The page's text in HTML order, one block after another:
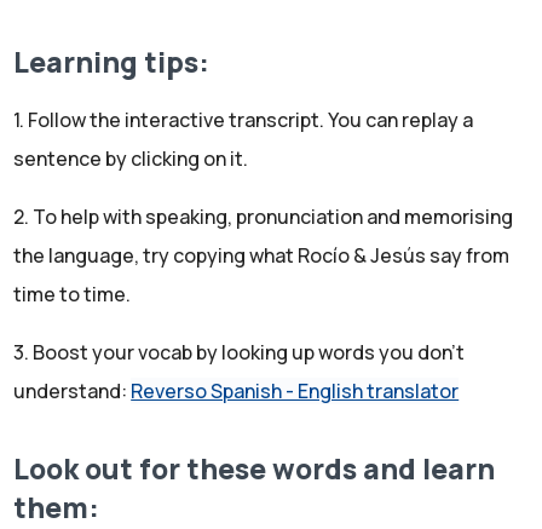
Lo tienes muy claro. ¿Tú puedes contar a tus amigos
con los dedos de las manos?
Jesús:
Con los dedos de una mano y me sobran dedos.
Pero en esta lista de amigos ¿estoy yo incluida?
Jesús:
No, hombre, yo no te considero amiga, te considero algo
Rocío:
Vale. Porque estaba empezando a parecerme un poco
No, hombre, pero a ver, tampoco es mucho más. Quiero
decir, es cierto que tengo pocos amigos de verdad.
Learning tips:
1. Follow the interactive transcript. You can replay a
sentence by clicking on it.
2. To help with speaking, pronunciation and memorising
the language, try copying what Rocío & Jesús say from
time to time.
3. Boost your vocab by looking up words you don't
understand: Reverso Spanish - English translator
Look out for these words and learn
them: